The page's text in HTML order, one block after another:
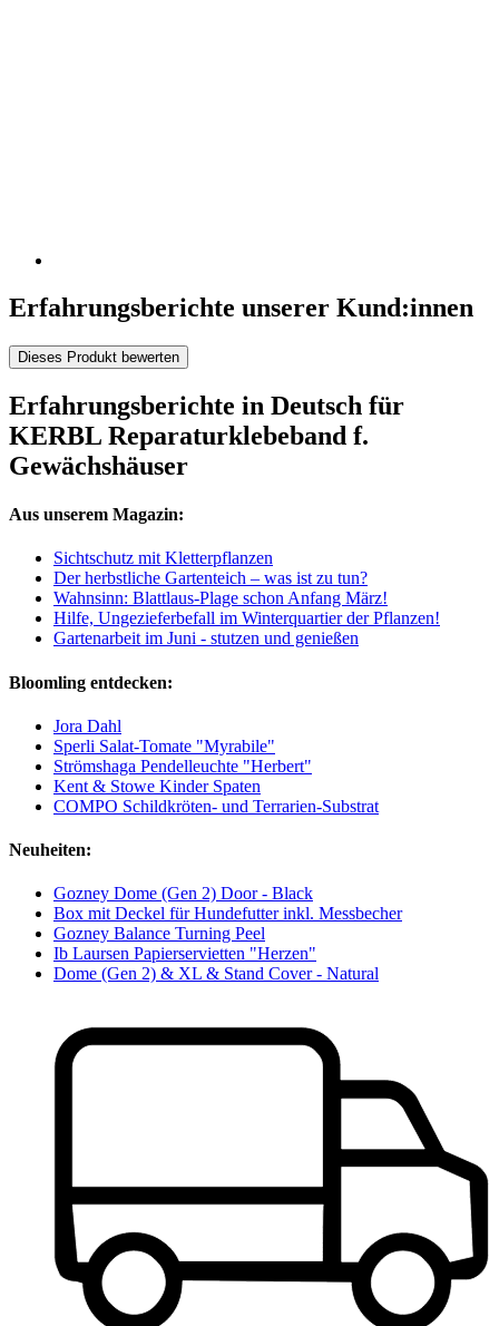
Erfahrungsberichte unserer Kund:innen
Dieses Produkt bewerten
Erfahrungsberichte in Deutsch für
KERBL Reparaturklebeband f.
Gewächshäuser
Aus unserem Magazin:
Sichtschutz mit Kletterpflanzen
Der herbstliche Gartenteich – was ist zu tun?
Wahnsinn: Blattlaus-Plage schon Anfang März!
Hilfe, Ungezieferbefall im Winterquartier der Pflanzen!
Gartenarbeit im Juni - stutzen und genießen
Bloomling entdecken:
Jora Dahl
Sperli Salat-Tomate "Myrabile"
Strömshaga Pendelleuchte "Herbert"
Kent & Stowe Kinder Spaten
COMPO Schildkröten- und Terrarien-Substrat
Neuheiten:
Gozney Dome (Gen 2) Door - Black
Box mit Deckel für Hundefutter inkl. Messbecher
Gozney Balance Turning Peel
Ib Laursen Papierservietten "Herzen"
Dome (Gen 2) & XL & Stand Cover - Natural